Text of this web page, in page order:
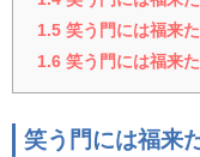
1.5 笑う門には福来
1.6 笑う門には福来
笑う門には福来